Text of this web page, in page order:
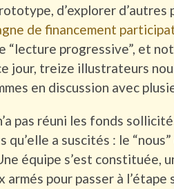
d’explorer
de financement
“lecture progressive”, et
jour, treize illustrateurs
en discussion avec
pas réuni les fonds
a suscités : le “nous”
équipe s’est constituée,
armés pour passer à